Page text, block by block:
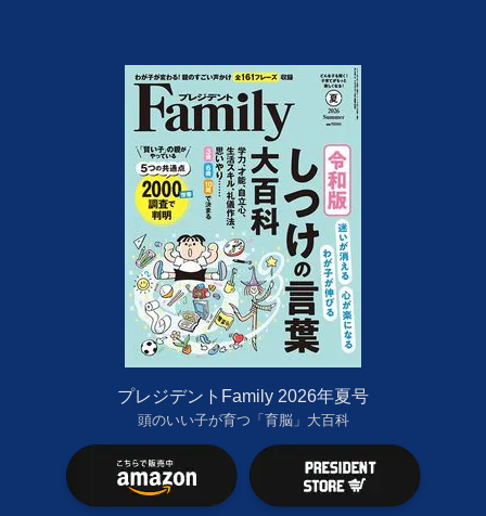
プレジデントFamily 2026年夏号
頭のいい子が育つ「育脳」大百科